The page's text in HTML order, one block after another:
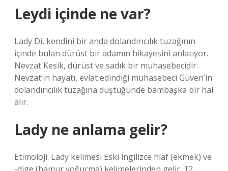
Leydi içinde ne var?
Lady Di, kendini bir anda dolandırıcılık tuzağının
içinde bulan dürüst bir adamın hikayesini anlatıyor.
Nevzat Kesik, dürüst ve sadık bir muhasebecidir.
Nevzat’ın hayatı, evlat edindiği muhasebeci Güven’in
dolandırıcılık tuzağına düştüğünde bambaşka bir hal
alır.
Lady ne anlama gelir?
Etimoloji. Lady kelimesi Eski İngilizce hlaf (ekmek) ve